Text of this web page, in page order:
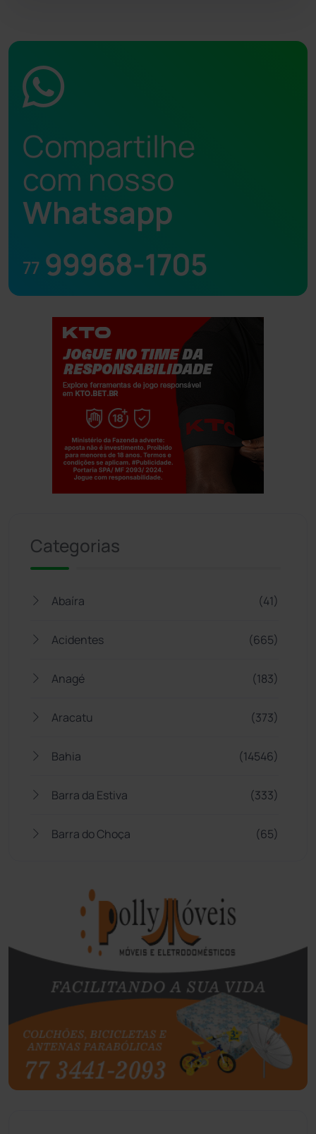
Compartilhe
com nosso
Whatsapp
77 99968-1705
Categorias
Abaíra (41)
Acidentes (665)
Anagé (183)
Aracatu (373)
Bahia (14546)
Barra da Estiva (333)
Barra do Choça (65)
Bom Jesus da Lapa
Boquira
Botuporã (72)
Brasil (7680)
Brumado (31958)